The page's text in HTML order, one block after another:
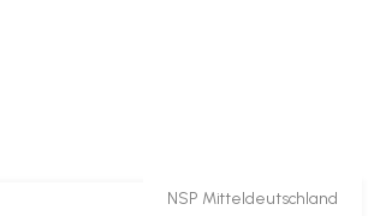
NSP Mitteldeutschland